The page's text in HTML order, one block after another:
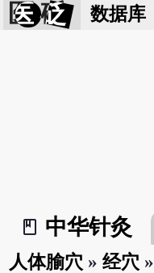
医 砭 数据库
book_2
中华针灸
人体腧穴 »经穴 »